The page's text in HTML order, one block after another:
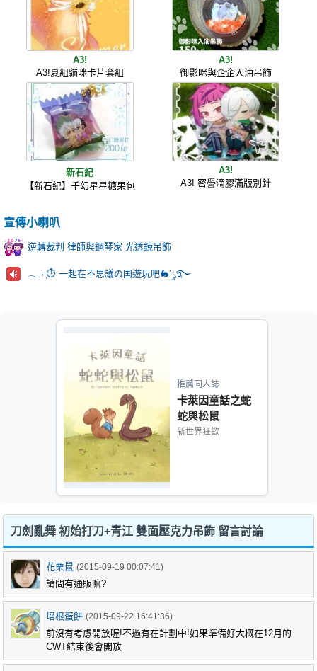
A3!
A3!夏組貓咪卡片套組
A3!
御影咪與企企入油吊飾
新石紀
【新石紀】千幻星星糖果包
A3!
A3! 密譽滴膠滿版別針
宣傳小喇叭
逆轉裁判 律師與鋼琴家 光透鏡吊飾
𓂃 ࣪˖ ִֶָ⏱️ 一起在不思議の国遊玩吧🐇་༘࿐
推薦同人誌
卡萊因童話之蛇
蛇與松鼠
新世界狂歡
刀劍亂舞 初始打刀+青江 雙面壓克力吊飾 留言討論
花栗鼠 (2015-09-19 00:07:41)
請問有通販嘛?
培根蛋餅 (2015-09-22 16:41:36)
前沒有考慮開放喔!不過有在計劃中!如果準備好大概在12月的
CWT結束後會開放